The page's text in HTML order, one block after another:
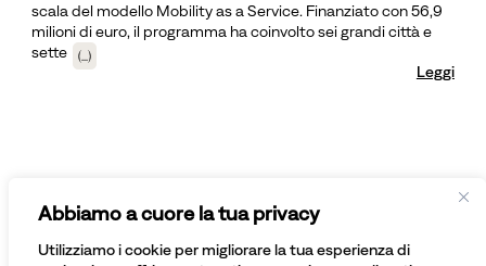
Abbiamo a cuore la tua privacy
Utilizziamo i cookie per migliorare la tua esperienza di
scala del modello Mobility as a Service. Finanziato con 56,9
milioni di euro, il programma ha coinvolto sei grandi città e
sette
(...)
Leggi
Iscriviti alla newsletter